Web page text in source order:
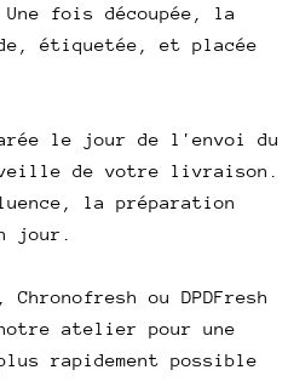
fois découpée, la
étiquetée, et placée
le jour de l'envoi du
de votre livraison.
la préparation
jour.
ou DPDFresh
atelier pour une
rapidement possible